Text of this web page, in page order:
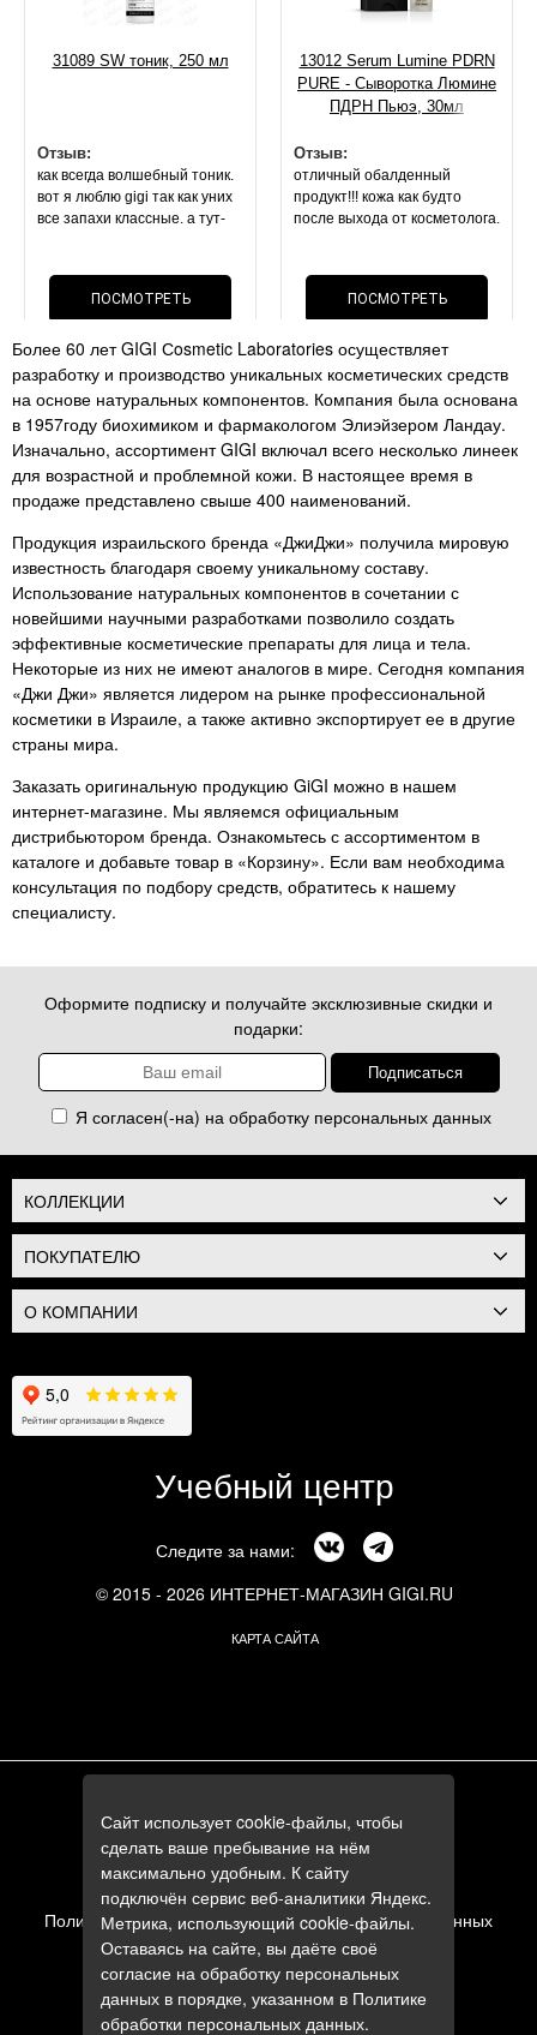
31089 SW тоник, 250 мл
Отзыв:
как всегда волшебный тоник.
вот я люблю gigi так как уних
все запахи классные. а тут-
лосьон(( но это не важно,
эффект- все что описано по
нереально!!! мои черные
точки. расширенные поры-
супер средство как и всегда .
не перестану это писать в
каждом продукте.!
ПОСМОТРЕТЬ
ОТЗЫВ
13012 Serum Lumine PDRN
PURE - Сыворотка Люмине
ПДРН Пьюэ, 30мл
Отзыв:
отличный обалденный
продукт!!! кожа как будто
после выхода от косметолога.
приятной текстуры.
результат на 2 й день . стоит
косметика данного бренда
ПОСМОТРЕТЬ
ОТЗЫВ
Более 60 лет GIGI Сosmetic Laboratories осуществляет
разработку и производство уникальных косметических средств
на основе натуральных компонентов. Компания была основана
в 1957году биохимиком и фармакологом Элиэйзером Ландау.
Изначально, ассортимент GIGI включал всего несколько линеек
для возрастной и проблемной кожи. В настоящее время в
продаже представлено свыше 400 наименований.
Продукция израильского бренда «ДжиДжи» получила мировую
известность благодаря своему уникальному составу.
Использование натуральных компонентов в сочетании с
новейшими научными разработками позволило создать
эффективные косметические препараты для лица и тела.
Некоторые из них не имеют аналогов в мире. Сегодня компания
«Джи Джи» является лидером на рынке профессиональной
косметики в Израиле, а также активно экспортирует ее в другие
страны мира.
Заказать оригинальную продукцию GiGI можно в нашем
интернет-магазине. Мы являемся официальным
дистрибьютором бренда. Ознакомьтесь с ассортиментом в
каталоге и добавьте товар в «Корзину». Если вам необходима
консультация по подбору средств, обратитесь к нашему
специалисту.
Оформите подписку и получайте эксклюзивные скидки и
подарки:
Я согласен(-на) на обработку персональных данных
КОЛЛЕКЦИИ
ПОКУПАТЕЛЮ
О КОМПАНИИ
Учебный центр
Следите за нами:
© 2015 - 2026 ИНТЕРНЕТ-МАГАЗИН GIGI.RU
КАРТА САЙТА
+7 (495) 644-84-05
+7 (985) 644-84-05
e-mail:
zakaz@gigi.ru
Политика в отношении обработки персональных данных
Пользовательское соглашение
Сайт использует cookie-файлы, чтобы
сделать ваше пребывание на нём
максимально удобным. К сайту
подключён сервис веб-аналитики Яндекс.
Метрика, использующий cookie-файлы.
Оставаясь на сайте, вы даёте своё
согласие на обработку персональных
данных в порядке, указанном в Политике
обработки персональных данных.